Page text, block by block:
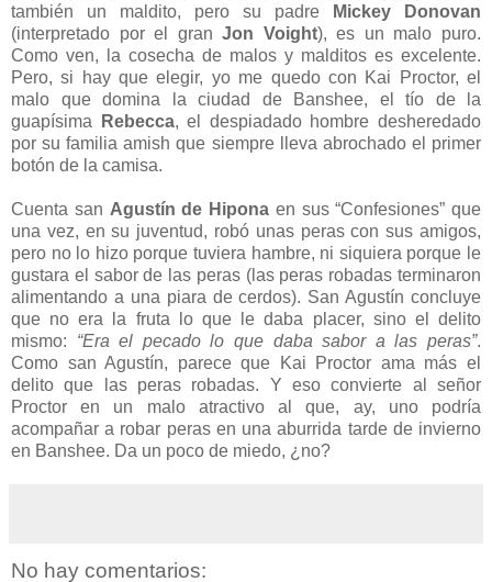
también un maldito, pero su padre
Mickey Donovan
(interpretado por el granJon Voight), es un malo puro.
Como ven, la cosecha de malos y malditos es excelente.
Pero, si hay que elegir, yo me quedo con Kai Proctor, el
malo que domina la ciudad de Banshee, el tío de la
guapísima
Rebecca, el despiadado hombre desheredado
por su familia amish que siempre lleva abrochado el primer
botón de la camisa.
Cuenta san Agustín de Hipona en sus “Confesiones” que
una vez, en su juventud, robó unas peras con sus amigos,
pero no lo hizo porque tuviera hambre, ni siquiera porque le
gustara el sabor de las peras (las peras robadas terminaron
alimentando a una piara de cerdos). San Agustín concluye
que no era la fruta lo que le daba placer, sino el delito
mismo: “Era el pecado lo que daba sabor a las peras”.
Como san Agustín, parece que Kai Proctor ama más el
delito que las peras robadas. Y eso convierte al señor
Proctor en un malo atractivo al que, ay, uno podría
acompañar a robar peras en una aburrida tarde de invierno
en Banshee. Da un poco de miedo, ¿no?
No hay comentarios: